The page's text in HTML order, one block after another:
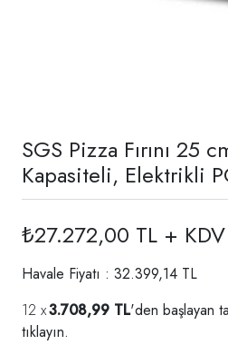
SGS Pizza Fırını 25
Kapasiteli, Elektrikli
₺27.272,00 TL + KDV
Havale Fiyatı : 32.399,14 TL
3.708,99 TL'den başlayan
tıklayın.